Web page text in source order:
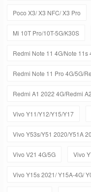
Poco X3/ X3 NFC/ X3 Pro
Mi 10T Pro/10T-5G/K30S
Redmi Note 11 4G/Note 11s
Redmi Note 11 Pro 4G/5G/
Redmi A1 2022 4G/Redmi A2
Vivo Y11/Y12/Y15/Y17
Vivo Y53s/Y51 2020/Y51A
Vivo V21 4G/5G Vivo
Vivo Y15s 2021/ Y15A-4G/